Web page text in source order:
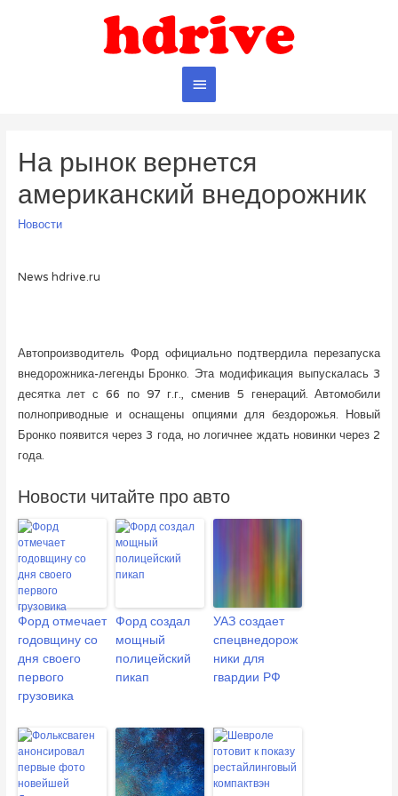
Главное
На рынок вернется
американский внедорожник
Новости
News hdrive.ru
Автопроизводитель Форд официально подтвердила перезапуска
внедорожника-легенды Бронко. Эта модификация выпускалась 3
десятка лет с 66 по 97 г.г., сменив 5 генераций. Автомобили
полноприводные и оснащены опциями для бездорожья. Новый
Бронко появится через 3 года, но логичнее ждать новинки через 2
года.
Новости читайте про авто
Форд отмечает
годовщину со
дня своего
первого
грузовика
Форд создал
мощный
полицейский
пикап
УАЗ создает
спецвнедорож
ники для
гвардии РФ